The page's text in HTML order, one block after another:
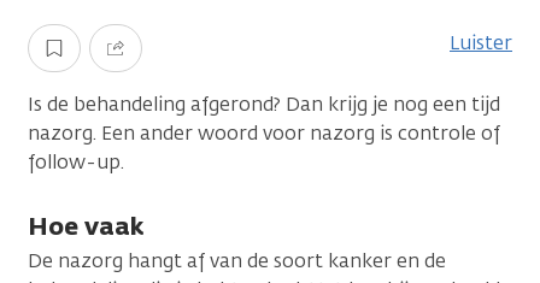
Opslaan Delen Luister
Is de behandeling afgerond? Dan krijg je nog een tijd
nazorg. Een ander woord voor nazorg is controle of
follow-up.
Hoe vaak
De nazorg hangt af van de soort kanker en de